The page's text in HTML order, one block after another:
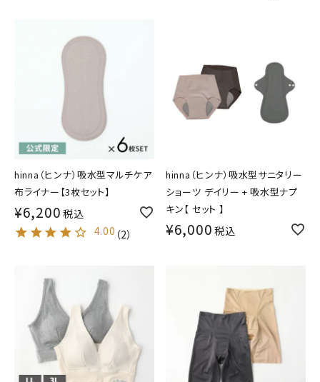
hinna（ヒンナ）吸水型マルチケア
布ライナー【3枚セット】
¥6,200 税込
4.00 （2）
hinna（ヒンナ）吸水型サニタリー
ショーツ デイリー + 吸水型ナプ
キン【 セット 】
¥6,000 税込